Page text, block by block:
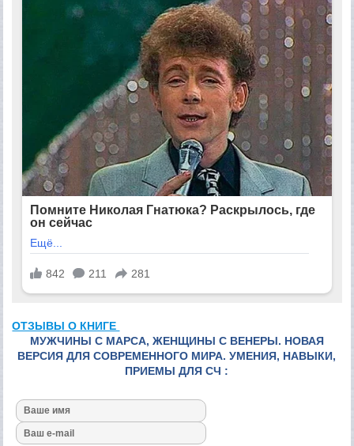
ОТЗЫВЫ О КНИГЕ
МУЖЧИНЫ С МАРСА, ЖЕНЩИНЫ С ВЕНЕРЫ. НОВАЯ
ВЕРСИЯ ДЛЯ СОВРЕМЕННОГО МИРА. УМЕНИЯ, НАВЫКИ,
ПРИЕМЫ ДЛЯ СЧ :